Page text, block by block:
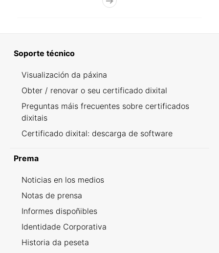
Soporte técnico
Visualización da páxina
Obter / renovar o seu certificado dixital
Preguntas máis frecuentes sobre certificados
dixitais
Certificado dixital: descarga de software
Prema
Noticias en los medios
Notas de prensa
Informes dispoñibles
Identidade Corporativa
Historia da peseta